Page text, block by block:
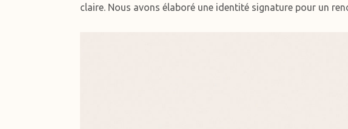
claire. Nous avons élaboré une identité signature pour un